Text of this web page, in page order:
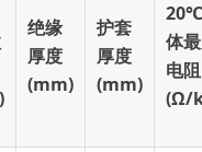
绝缘
厚度
(mm)
护套
厚度
(mm)
20℃
体最
电阻
(Ω/